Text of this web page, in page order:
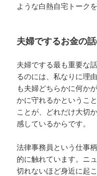
ような白熱自宅トーク
夫婦でするお金の
夫婦でする最も重要な
るのには、私なりに理
も夫婦どちらかに何か
かに守れるかというこ
ことが、どれだけ大切
感しているからです。
法律事務員という仕事
的に触れています。ニ
切れないほど身近に起